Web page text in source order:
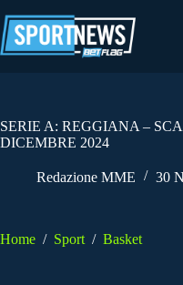
al
contenuto
SERIE A: REGGIANA –
DICEMBRE 2024
Redazione MME 30
Home / Sport / Basket